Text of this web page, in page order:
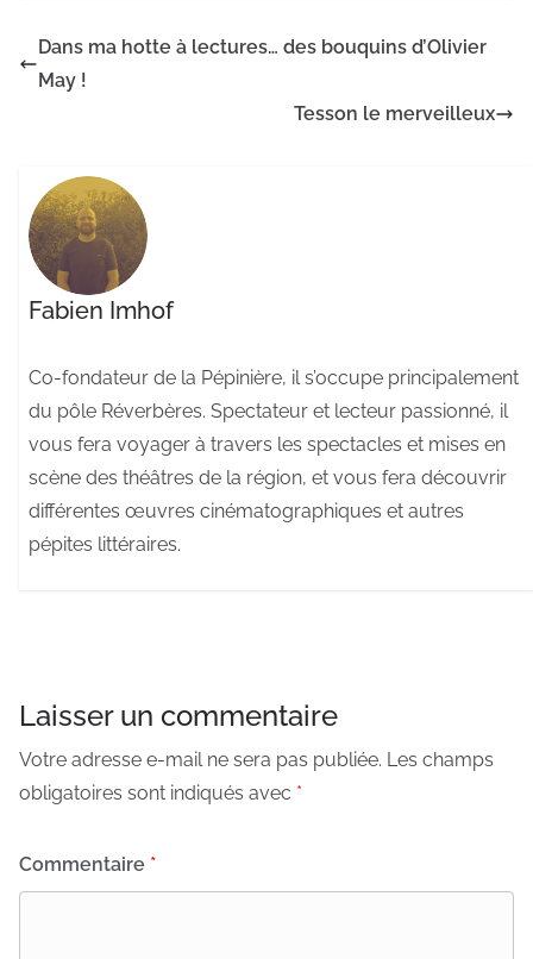
Dans ma hotte à lectures… des bouquins d’Olivier
May !
Tesson le merveilleux
Fabien Imhof
Co-fondateur de la Pépinière, il s’occupe principalement
du pôle Réverbères. Spectateur et lecteur passionné, il
vous fera voyager à travers les spectacles et mises en
scène des théâtres de la région, et vous fera découvrir
différentes œuvres cinématographiques et autres
pépites littéraires.
Laisser un commentaire
Votre adresse e-mail ne sera pas publiée. Les champs
obligatoires sont indiqués avec *
Commentaire *